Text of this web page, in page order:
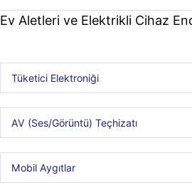
Ev Aletleri ve Elektrikli Cihaz
Tüketici Elektroniği
AV (Ses/Görüntü) Teçhizatı
Mobil Aygıtlar